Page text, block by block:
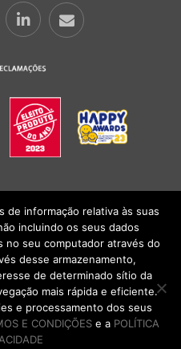
E CONDIÇÕESlCONDIÇÕES
2026. Todos os direitos reservados.
de informação relativa às suas
incluindo os seus dados
no seu computador através do
desse armazenamento,
de determinado sítio da
mais rápida e eficiente.
e processamento dos seus
E CONDIÇÕESe a POLÍTICA